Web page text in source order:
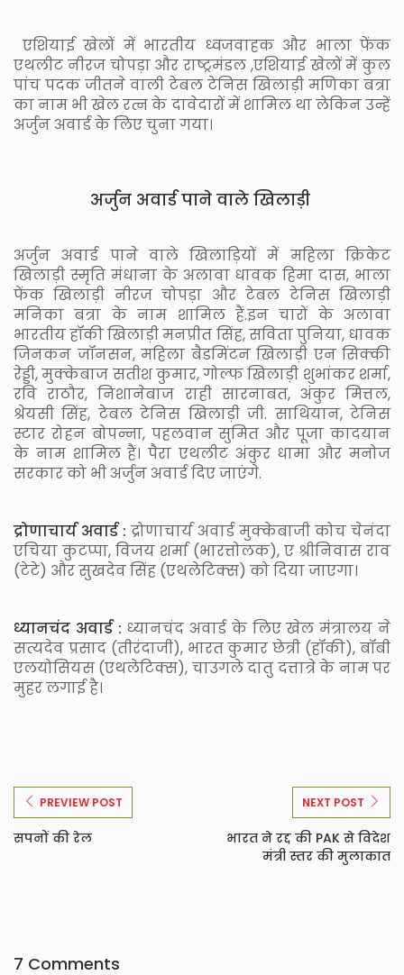
एशियाई खेलों में भारतीय ध्वजवाहक और भाला फेंक
एथलीट नीरज चोपड़ा और राष्ट्रमंडल ,एशियाई खेलों में कुल
पांच पदक जीतने वाली टेबल टेनिस खिलाड़ी मणिका बत्रा
का नाम भी खेल रत्न के दावेदारों में शामिल था लेकिन उन्हें
अर्जुन अवार्ड के लिए चुना गया।
अर्जुन अवार्ड पाने वाले खिलाड़ी
अर्जुन अवार्ड पाने वाले खिलाड़ियों में महिला क्रिकेट
खिलाड़ी स्मृति मंधाना के अलावा धावक हिमा दास, भाला
फेंक खिलाड़ी नीरज चोपड़ा और टेबल टेनिस खिलाड़ी
मनिका बत्रा के नाम शामिल हैं.इन चारों के अलावा
भारतीय हॉकी खिलाड़ी मनप्रीत सिंह, सविता पुनिया, धावक
जिनकन जॉनसन, महिला बैडमिंटन खिलाड़ी एन सिक्की
रेड्डी, मुक्केबाज सतीश कुमार, गोल्फ खिलाड़ी शुभांकर शर्मा,
रवि राठौर, निशानेबाज राही सारनाबत, अंकुर मित्तल,
श्रेयसी सिंह, टेबल टेनिस खिलाड़ी जी. साथियान, टेनिस
स्टार रोहन बोपन्ना, पहलवान सुमित और पूजा कादयान
के नाम शामिल हैं। पैरा एथलीट अंकुर धामा और मनोज
सरकार को भी अर्जुन अवार्ड दिए जाएंगे.
द्रोणाचार्य अवार्ड : द्रोणाचार्य अवार्ड मुक्केबाजी कोच चेनंदा
एचिया कुटप्पा, विजय शर्मा (भारत्तोलक), ए श्रीनिवास राव
(टेटे) और सुखदेव सिंह (एथलेटिक्स) को दिया जाएगा।
ध्यानचंद अवार्ड : ध्यानचंद अवार्ड के लिए खेल मंत्रालय ने
सत्यदेव प्रसाद (तीरंदाजी), भारत कुमार छेत्री (हॉकी), बॉबी
एलयोसियस (एथलेटिक्स), चाउगले दातु दत्तात्रे के नाम पर
मुहर लगाई है।
PREVIEW POST
सपनों की रेल
NEXT POST
भारत ने रद्द की PAK से विदेश
मंत्री स्तर की मुलाकात
7 Comments